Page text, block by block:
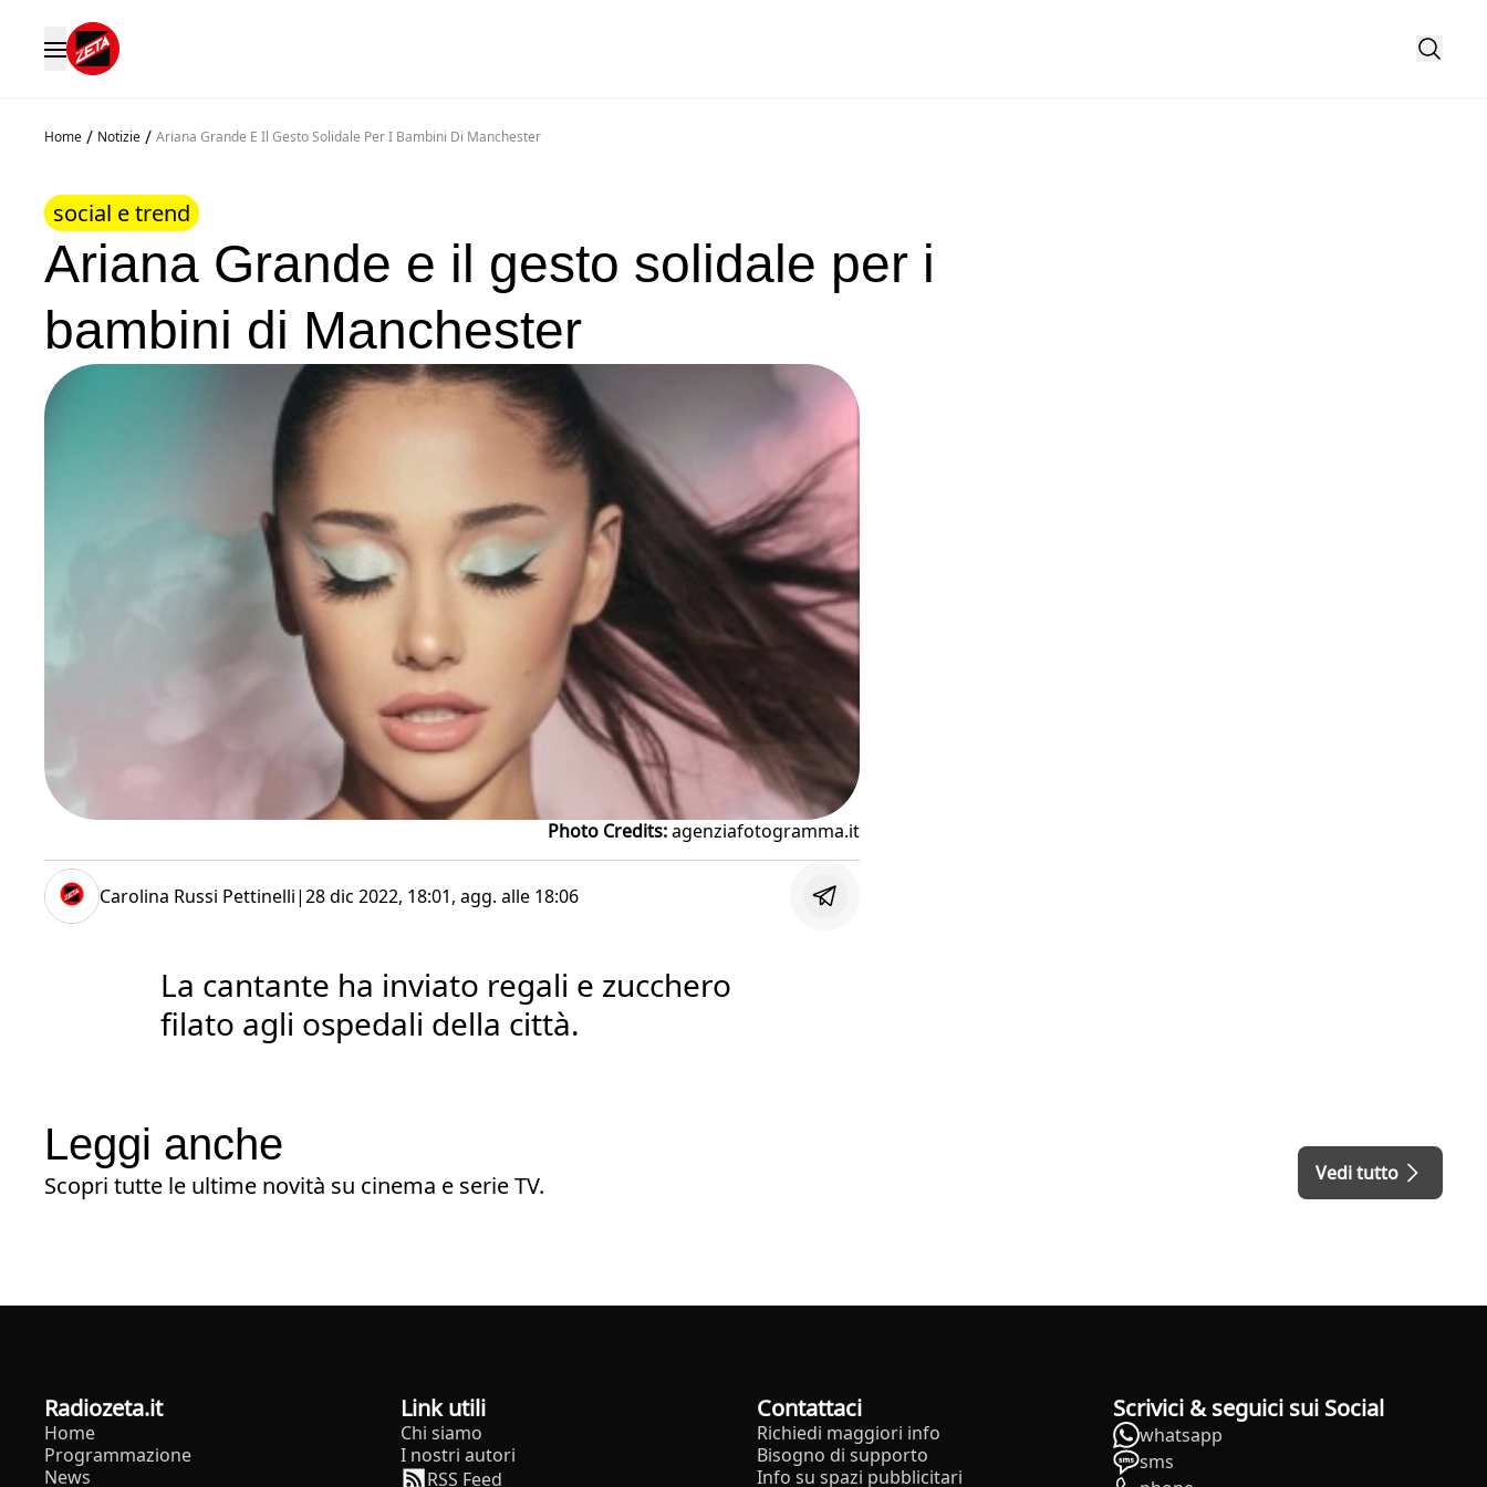
Home / Notizie / Ariana Grande E Il Gesto Solidale Per I Bambini Di Manchester
social e trend
Ariana Grande e il gesto solidale per i
bambini di Manchester
Photo Credits:agenziafotogramma.it
Carolina Russi Pettinelli|28 dic 2022, 18:01, agg. alle 18:06
La cantante ha inviato regali e zucchero
filato agli ospedali della città.
Leggi anche
Scopri tutte le ultime novità su cinema e serie TV. Vedi tutto
radiozeta.it
Home
Programmazione
News
Link utili
Chi siamo
I nostri autori
RSS Feed
Contattaci
Richiedi maggiori info
Bisogno di supporto
Info su spazi pubblicitari
Scrivici & seguici sui Social
whatsapp
sms